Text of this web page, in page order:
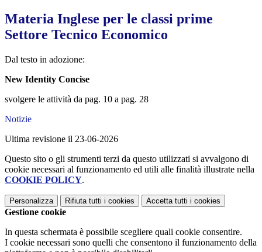
Materia Inglese per le classi prime
Settore Tecnico Economico
Dal testo in adozione:
New Identity Concise
svolgere le attività da pag. 10 a pag. 28
Notizie
Ultima revisione il 23-06-2026
Questo sito o gli strumenti terzi da questo utilizzati si avvalgono di
cookie necessari al funzionamento ed utili alle finalità illustrate nella
COOKIE POLICY.
Personalizza Rifiuta tutti i cookies Accetta tutti i cookies
Gestione cookie
In questa schermata è possibile scegliere quali cookie consentire.
I cookie necessari sono quelli che consentono il funzionamento della